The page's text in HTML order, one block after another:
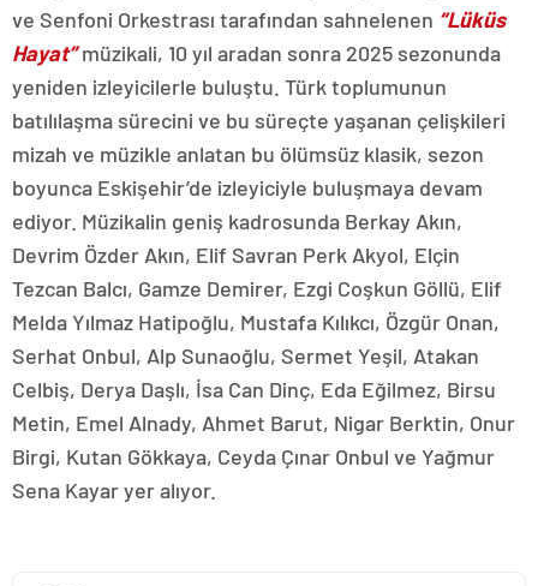
ve Senfoni Orkestrası tarafından sahnelenen “Lüküs
Hayat”müzikali, 10 yıl aradan sonra 2025 sezonunda
yeniden izleyicilerle buluştu. Türk toplumunun
batılılaşma sürecini ve bu süreçte yaşanan çelişkileri
mizah ve müzikle anlatan bu ölümsüz klasik, sezon
boyunca Eskişehir’de izleyiciyle buluşmaya devam
ediyor. Müzikalin geniş kadrosunda Berkay Akın,
Devrim Özder Akın, Elif Savran Perk Akyol, Elçin
Tezcan Balcı, Gamze Demirer, Ezgi Coşkun Göllü, Elif
Melda Yılmaz Hatipoğlu, Mustafa Kılıkcı, Özgür Onan,
Serhat Onbul, Alp Sunaoğlu, Sermet Yeşil, Atakan
Celbiş, Derya Daşlı, İsa Can Dinç, Eda Eğilmez, Birsu
Metin, Emel Alnady, Ahmet Barut, Nigar Berktin, Onur
Birgi, Kutan Gökkaya, Ceyda Çınar Onbul ve Yağmur
Sena Kayar yer alıyor.